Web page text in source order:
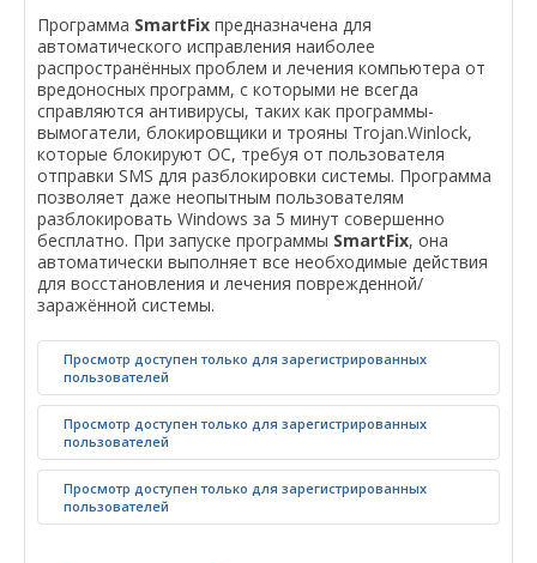
Программа SmartFix предназначена для
автоматического исправления наиболее
распространённых проблем и лечения компьютера от
вредоносных программ, с которыми не всегда
справляются антивирусы, таких как программы-
вымогатели, блокировщики и трояны Trojan.Winlock,
которые блокируют ОС, требуя от пользователя
отправки SMS для разблокировки системы. Программа
позволяет даже неопытным пользователям
разблокировать Windows за 5 минут совершенно
бесплатно. При запуске программы SmartFix, она
автоматически выполняет все необходимые действия
для восстановления и лечения поврежденной/
заражённой системы.
Просмотр доступен только для зарегистрированных
пользователей
Просмотр доступен только для зарегистрированных
пользователей
Просмотр доступен только для зарегистрированных
пользователей